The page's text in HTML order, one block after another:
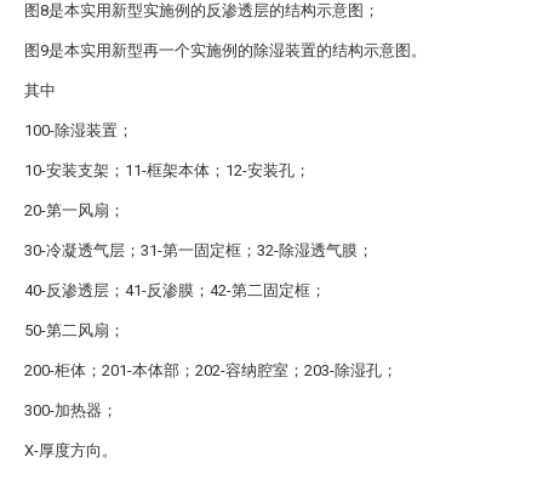
图8是本实用新型实施例的反渗透层的结构示意图；
图9是本实用新型再一个实施例的除湿装置的结构示意图。
其中
100-除湿装置；
10-安装支架；11-框架本体；12-安装孔；
20-第一风扇；
30-冷凝透气层；31-第一固定框；32-除湿透气膜；
40-反渗透层；41-反渗膜；42-第二固定框；
50-第二风扇；
200-柜体；201-本体部；202-容纳腔室；203-除湿孔；
300-加热器；
X-厚度方向。